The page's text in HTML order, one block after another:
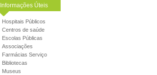
Informações Úteis
Hospitais Públicos
Centros de saúde
Escolas Públicas
Associações
Farmácias Serviço
Bibliotecas
Museus